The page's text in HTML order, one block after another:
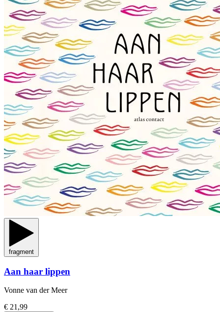
fragment
Aan haar lippen
Vonne van der Meer
€ 21,99